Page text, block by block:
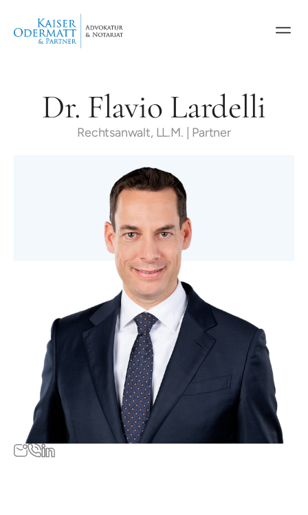
Dr. Flavio Lardelli
Rechtsanwalt, LL.M. | Partner